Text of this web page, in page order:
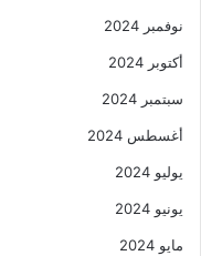
نوفمبر 2024
أكتوبر 2024
سبتمبر 2024
أغسطس 2024
يوليو 2024
يونيو 2024
مايو 2024